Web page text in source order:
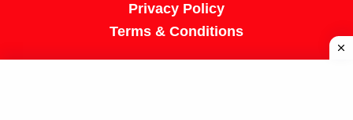
Privacy Policy
Terms & Conditions